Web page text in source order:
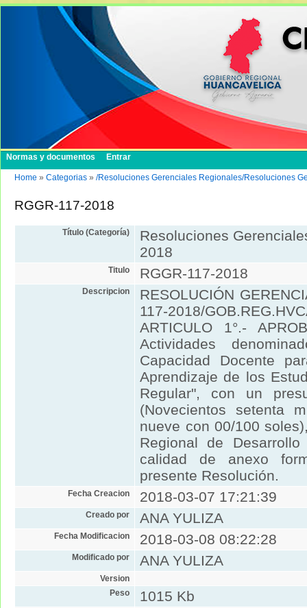
Normas y documentos Entrar
Home » Categorias » /Resoluciones Gerenciales Regionales/Resoluciones
RGGR-117-2018
Título (Categoría)
Resoluciones
2018
Titulo RGGR-117-2018
Descripcion
RESOLUCIÓN
117-2018/
ARTICULO 1°.-
Actividades
Capacidad Docente
Aprendizaje de los
Regular", con un
(Novecientos setenta
nueve con 00/100
Regional de
calidad de anexo
presente Resolución.
Fecha Creacion 2018-03-07 17:21:39
Creado por ANA YULIZA
Fecha Modificacion 2018-03-08 08:22:28
Modificado por ANA YULIZA
Version
Peso
1015 Kb